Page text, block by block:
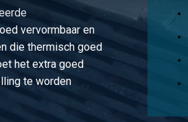
vervormbaar en
die thermisch goed
het extra goed
te worden